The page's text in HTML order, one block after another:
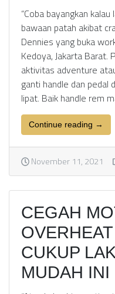
“Coba bayangkan
bawaan patah akibat
Dennies yang buka
Kedoya, Jakarta Barat.
aktivitas adventure
ganti handle dan pedal
lipat. Baik handle rem
Continue reading →
November 11, 2021
CEGAH
CUKUP
MUDAH INI